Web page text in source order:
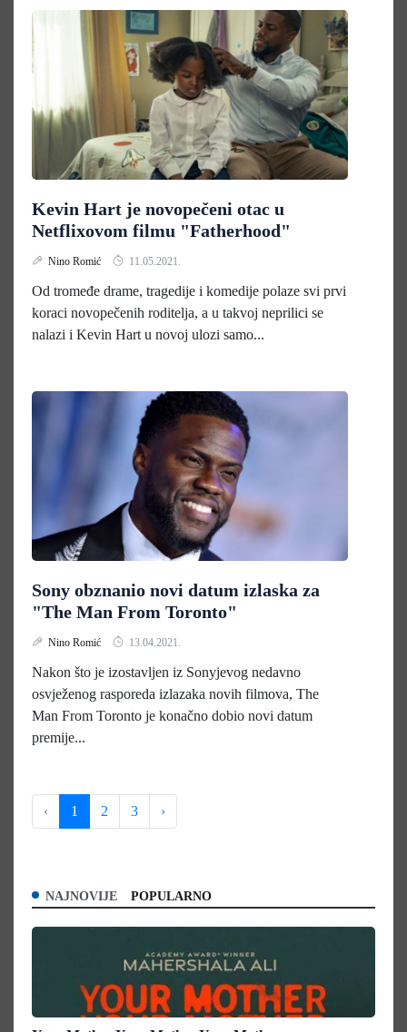
Kevin Hart je novopečeni otac u
Netflixovom filmu "Fatherhood"
Nino Romić 11.05.2021.
Od tromeđe drame, tragedije i komedije polaze svi prvi
koraci novopečenih roditelja, a u takvoj neprilici se
nalazi i Kevin Hart u novoj ulozi samo...
Sony obznanio novi datum izlaska za
"The Man From Toronto"
Nino Romić 13.04.2021.
Nakon što je izostavljen iz Sonyjevog nedavno
osvježenog rasporeda izlazaka novih filmova, The
Man From Toronto je konačno dobio novi datum
premije...
‹ 1 2 3 ›
NAJNOVIJE POPULARNO